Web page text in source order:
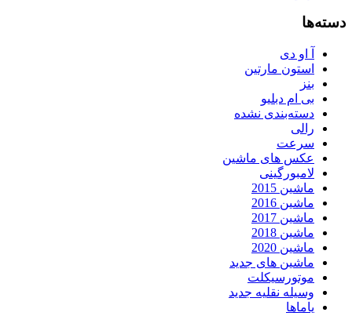
دسته‌ها
آ او دی
استون مارتین
بنز
بی ام دبلیو
دسته‌بندی نشده
رالی
سرعت
عکس های ماشین
لامبورگینی
ماشین 2015
ماشین 2016
ماشین 2017
ماشین 2018
ماشین 2020
ماشین های جدید
موتورسیکلت
وسیله نقلیه جدید
یاماها